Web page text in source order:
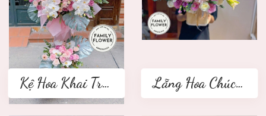
Kệ Hoa Khai Trương 2 tầng Lẵng Hoa Chúc Mừng